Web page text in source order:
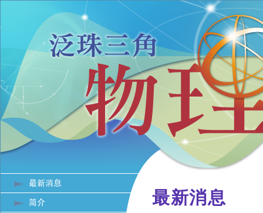
最新消息